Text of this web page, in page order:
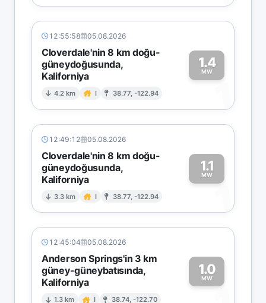
12:55:58 05.08.2026
Cloverdale'nin 8 km doğu-
güneydoğusunda,
Kaliforniya
4.2 km I 38.77, -122.94
1.4
MW
1
12:49:12 05.08.2026
Cloverdale'nin 8 km doğu-
güneydoğusunda,
Kaliforniya
3.3 km I 38.77, -122.94
1.1
MW
1
12:45:04 05.08.2026
Anderson Springs'in 3 km
güney-güneybatısında,
Kaliforniya
1.3 km I 38.74, -122.70
1.0
MW